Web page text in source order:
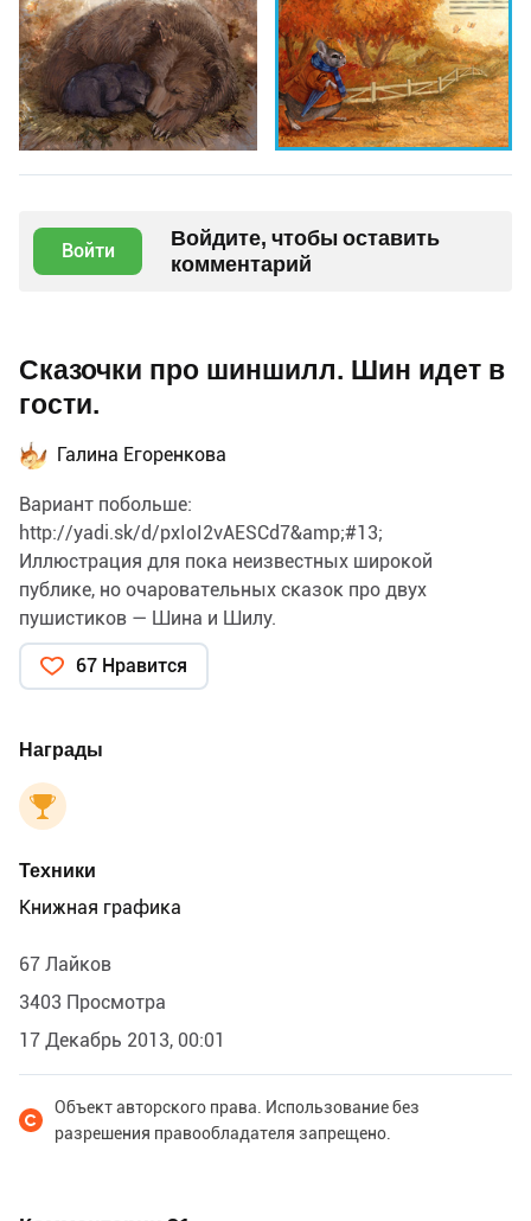
Войти
Войдите, чтобы оставить
комментарий
Сказочки про шиншилл. Шин идет в
гости.
Галина Егоренкова
Вариант побольше:
http://yadi.sk/d/pxIoI2vAESCd7&amp;#13;
Иллюстрация для пока неизвестных широкой
публике, но очаровательных сказок про двух
пушистиков — Шина и Шилу.
67 Нравится
Награды
Техники
Книжная графика
67 Лайков
3403 Просмотра
17 Декабрь 2013, 00:01
Объект авторского права. Использование без
разрешения правообладателя запрещено.